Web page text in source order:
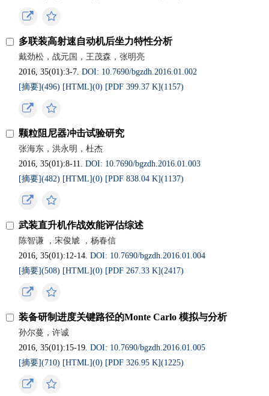
多联装高射速自动机后坐力特性分析
戴劲松，战元国，王茂森，张明亮
2016, 35(01):3-7.DOI: 10.7690/bgzdh.2016.01.002
[摘要](496) [HTML](0) [PDF 399.37 K](1157)
颗粒阻尼器冲击试验研究
张海东，洪永明，杜杰
2016, 35(01):8-11.DOI: 10.7690/bgzdh.2016.01.003
[摘要](482) [HTML](0) [PDF 838.04 K](1137)
武装直升机作战效能评估综述
陈智谦 ，宋俊虓 ，杨春信
2016, 35(01):12-14.DOI: 10.7690/bgzdh.2016.01.004
[摘要](508) [HTML](0) [PDF 267.33 K](2417)
装备研制进度关键路径的Monte Carlo 模拟与分析
孙尔蔓，许诚
2016, 35(01):15-19.DOI: 10.7690/bgzdh.2016.01.005
[摘要](710) [HTML](0) [PDF 326.95 K](1225)